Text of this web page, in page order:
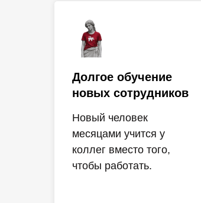
Долгое обучение
новых сотрудников
Новый человек
месяцами учится у
коллег вместо того,
чтобы работать.